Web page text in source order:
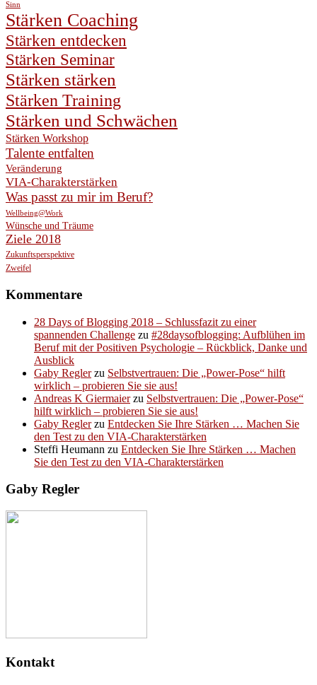
Sinn
Stärken Coaching
Stärken entdecken
Stärken Seminar
Stärken stärken
Stärken Training
Stärken und Schwächen
Stärken Workshop
Talente entfalten
Veränderung
VIA-Charakterstärken
Was passt zu mir im Beruf?
Wellbeing@Work
Wünsche und Träume
Ziele 2018
Zukunftsperspektive
Zweifel
Kommentare
28 Days of Blogging 2018 – Schlussfazit zu einer
spannenden Challenge zu #28daysofblogging: Aufblühen im
Beruf mit der Positiven Psychologie – Rückblick, Danke und
Ausblick
Gaby Reglerzu Selbstvertrauen: Die „Power-Pose“ hilft
wirklich – probieren Sie sie aus!
Andreas K Giermaierzu Selbstvertrauen: Die „Power-Pose“
hilft wirklich – probieren Sie sie aus!
Gaby Reglerzu Entdecken Sie Ihre Stärken … Machen Sie
den Test zu den VIA-Charakterstärken
Steffi Heumann zu Entdecken Sie Ihre Stärken … Machen
Sie den Test zu den VIA-Charakterstärken
Gaby Regler
Kontakt